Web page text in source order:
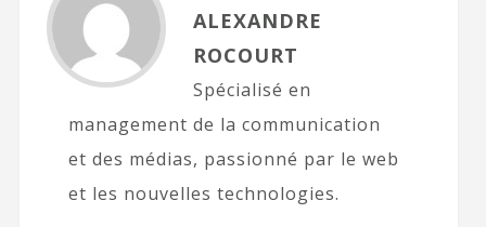
ALEXANDRE
ROCOURT
Spécialisé en
management de la communication
et des médias, passionné par le web
et les nouvelles technologies.